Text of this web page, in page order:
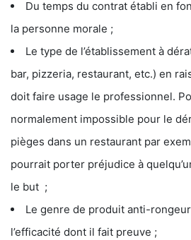
Du temps du contrat établi en
la personne morale ;
Le type de l’établissement à
bar, pizzeria, restaurant, etc.) en
doit faire usage le professionnel.
normalement impossible pour le
pièges dans un restaurant par
pourrait porter préjudice à
le but ;
Le genre de produit anti-
l’efficacité dont il fait preuve ;